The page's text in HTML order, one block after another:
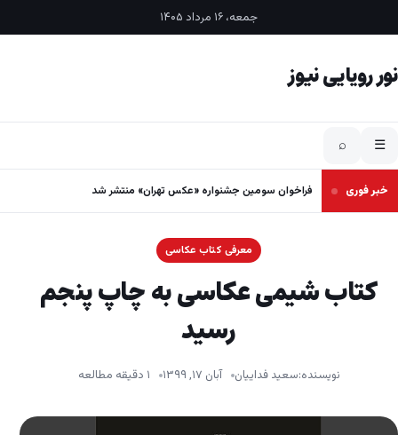
جمعه، ۱۶ مرداد ۱۴۰۵
نور رویایی نیوز
☰
⌕
خبر فوری فراخوان سومین جشنواره «عکس تهران» منتشر شد
معرفی کتاب عکاسی
کتاب شیمی عکاسی به چاپ پنجم
رسید
نویسنده:سعید فداییان آبان ۱۷, ۱۳۹۹ ۱ دقیقه مطالعه